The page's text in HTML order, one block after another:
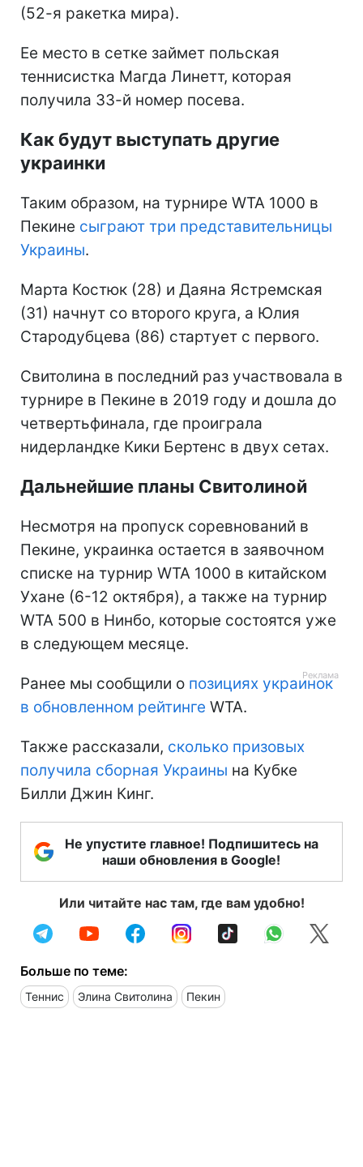
(52-я ракетка мира).
Ее место в сетке займет польская
теннисистка Магда Линетт, которая
получила 33-й номер посева.
Как будут выступать другие
украинки
Таким образом, на турнире WTA 1000 в
Пекине сыграют три представительницы
Украины.
Марта Костюк (28) и Даяна Ястремская
(31) начнут со второго круга, а Юлия
Стародубцева (86) стартует с первого.
Свитолина в последний раз участвовала в
турнире в Пекине в 2019 году и дошла до
четвертьфинала, где проиграла
нидерландке Кики Бертенс в двух сетах.
Дальнейшие планы Свитолиной
Несмотря на пропуск соревнований в
Пекине, украинка остается в заявочном
списке на турнир WTA 1000 в китайском
Ухане (6-12 октября), а также на турнир
WTA 500 в Нинбо, которые состоятся уже
в следующем месяце.
Ранее мы сообщили о позициях украинок
в обновленном рейтинге WTA.
Также рассказали, сколько призовых
получила сборная Украины на Кубке
Билли Джин Кинг.
Не упустите главное! Подпишитесь на
наши обновления в Google!
Или читайте нас там, где вам удобно!
Больше по теме:
Теннис Элина Свитолина Пекин